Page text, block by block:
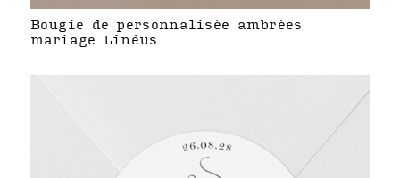
Bougie de personnalisée ambrées
mariage Linéus